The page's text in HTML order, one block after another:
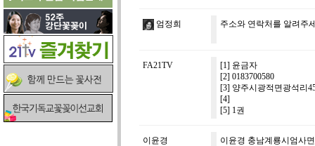
엄정희 주소와 연락처를 알려주
FA21TV
[1] 윤금자
[2] 0183700580
[3] 양주시광적면광석리
[4]
[5] 1권
이윤경 이윤경 충남계룡시엄사